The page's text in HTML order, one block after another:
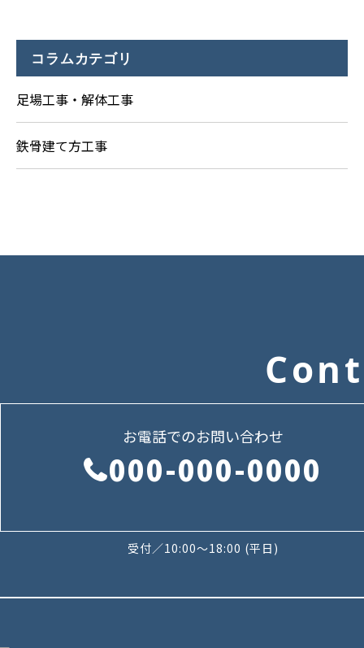
コラムカテゴリ
足場工事・解体工事
鉄骨建て方工事
お電話でのお問い合わせ
000-000-0000
受付／10:00～18:00 (平日)